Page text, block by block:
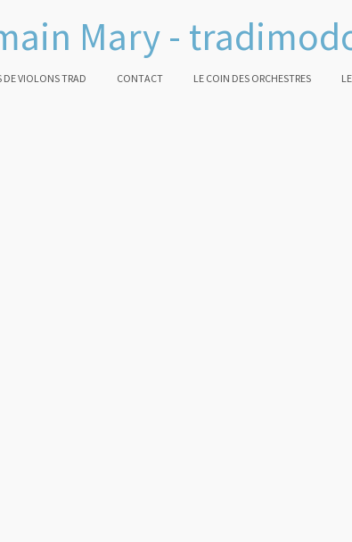
Mary -
DE VIOLONS TRAD CONTACT LE COIN DES ORCHESTRES